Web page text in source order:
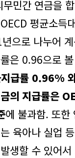
민간 연금을
평균소득
으로 나누어
은 0.96으로
급률 0.96%
의 지급률은
에 불과함. 또한
육아나 실업
생할 수 있어